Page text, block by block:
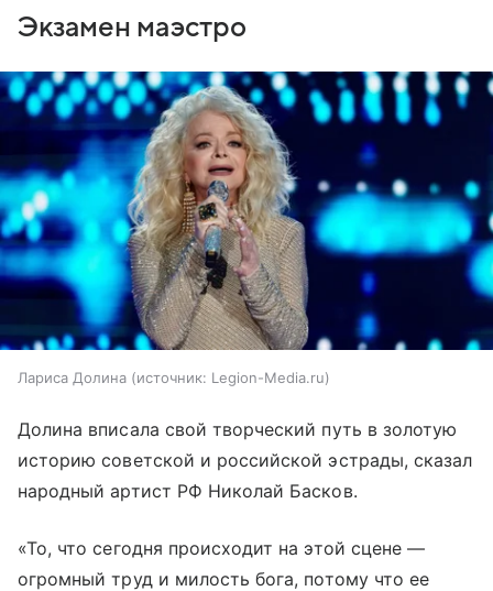
Экзамен маэстро
Лариса Долина источник: Legion-Media.ru
Долина вписала свой творческий путь в золотую
историю советской и российской эстрады, сказал
народный артист РФ Николай Басков.
«То, что сегодня происходит на этой сцене —
огромный труд и милость бога, потому что ее